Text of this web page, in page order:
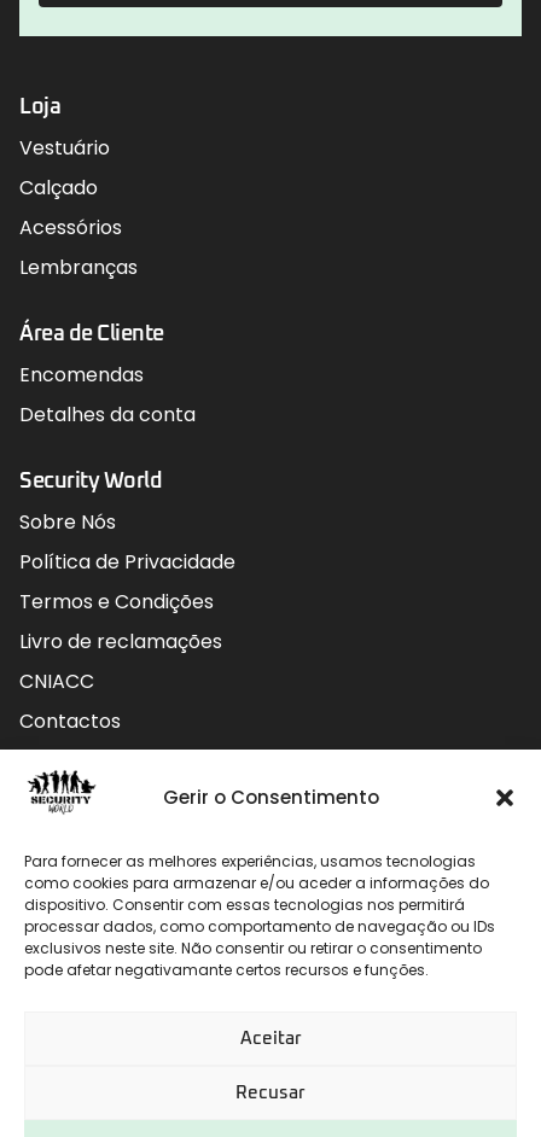
Gerir o Consentimento
Para fornecer as melhores experiências, usamos tecnologias
como cookies para armazenar e/ou aceder a informações do
dispositivo. Consentir com essas tecnologias nos permitirá
processar dados, como comportamento de navegação ou IDs
exclusivos neste site. Não consentir ou retirar o consentimento
pode afetar negativamante certos recursos e funções.
Aceitar
Recusar
Loja
Vestuário
Calçado
Acessórios
Lembranças
Área de Cliente
Encomendas
Detalhes da conta
Security World
Sobre Nós
Política de Privacidade
Termos e Condições
Livro de reclamações
CNIACC
Contactos
Contactos
912 009 740 (Chamada para rede móvel nacional)
geral@securityworld.pt